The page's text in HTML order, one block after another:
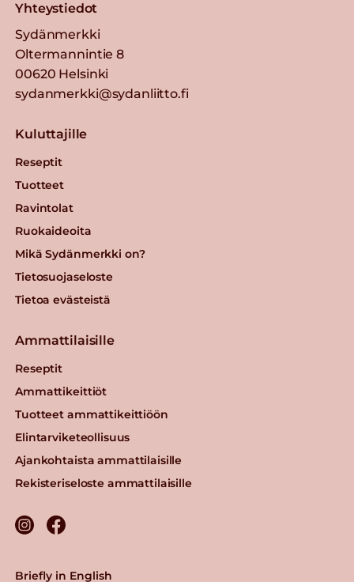
Yhteystiedot
Sydänmerkki
Oltermannintie 8
00620 Helsinki
sydanmerkki@sydanliitto.fi
Kuluttajille
Reseptit
Tuotteet
Ravintolat
Ruokaideoita
Mikä Sydänmerkki on?
Tietosuojaseloste
Tietoa evästeistä
Ammattilaisille
Reseptit
Ammattikeittiöt
Tuotteet ammattikeittiöön
Elintarviketeollisuus
Ajankohtaista ammattilaisille
Rekisteriseloste ammattilaisille
Briefly in English